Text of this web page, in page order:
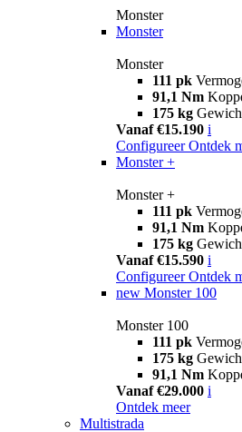
Monster
Monster
Monster
111 pk
91,1 Nm
175 kg
Vanaf €15.190 i
Configureer Ontdek
Monster +
Monster +
111 pk
91,1 Nm
175 kg
Vanaf €15.590 i
Configureer Ontdek
new Monster 100
Monster 100
111 pk
175 kg
91,1 Nm
Vanaf €29.000 i
Ontdek meer
Multistrada